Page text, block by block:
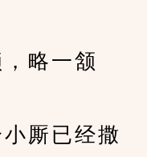
略一颔
厮已经撒